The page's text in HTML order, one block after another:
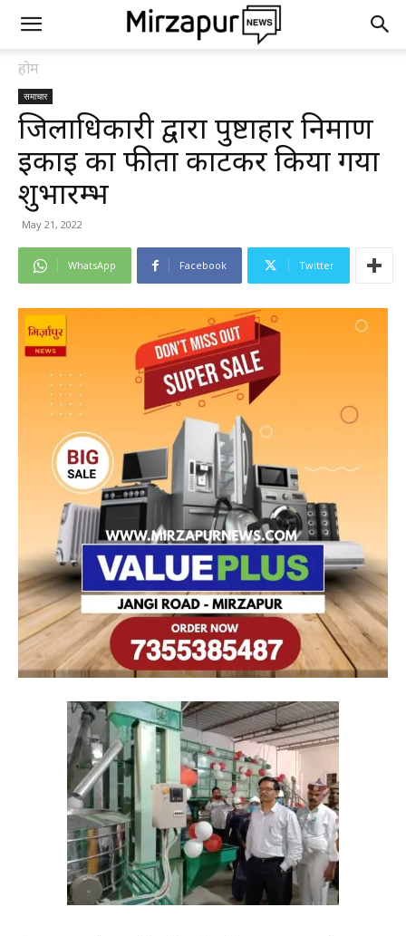
होम
समाचार
जिलाधिकारी द्वारा पुष्टाहार निर्माण
इकाई का फीता काटकर किया गया
शुभारम्भ
May 21, 2022
WhatsApp Facebook Twitter